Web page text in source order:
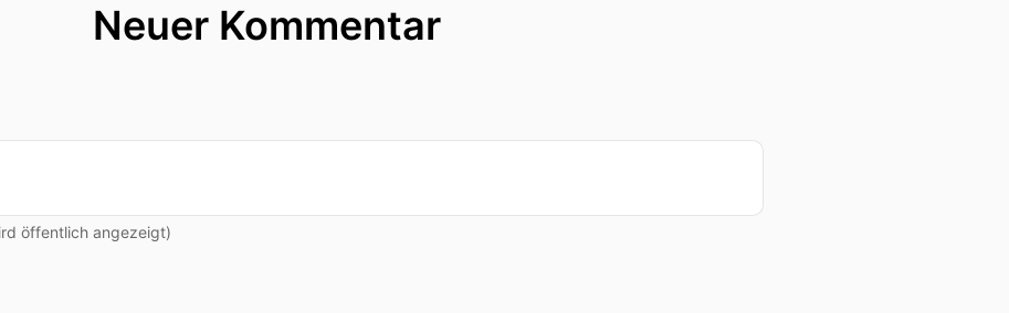
Neuer Kommentar
öffentlich angezeigt)